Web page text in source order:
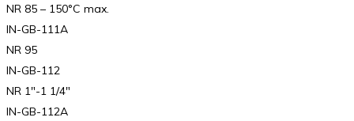
NR 85 – 150°C max.
IN-GB-111A
NR 95
IN-GB-112
NR 1″-1 1/4″
IN-GB-112A